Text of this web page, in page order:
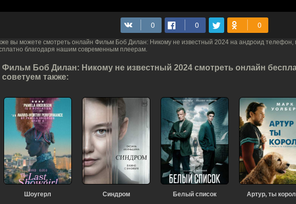
вы можете смотреть онлайн Фильм Боб Дилан: Никому не известный 2024 на андроид
благодаря нашим современным плеерам.
Фильм Боб Дилан: Никому не известный 2024 смотреть онлайн
советуем также:
Шоугерл Синдром Белый список Артур, ты